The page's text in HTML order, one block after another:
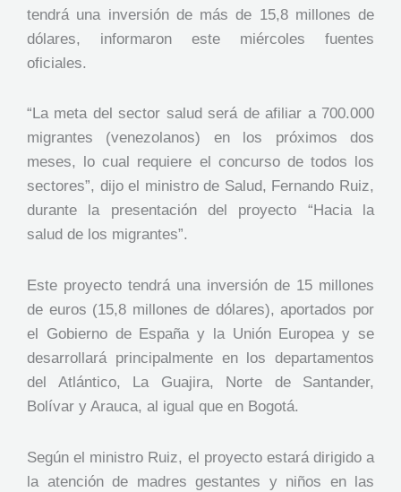
tendrá una inversión de más de 15,8 millones de
dólares, informaron este miércoles fuentes
oficiales.
“La meta del sector salud será de afiliar a 700.000
migrantes (venezolanos) en los próximos dos
meses, lo cual requiere el concurso de todos los
sectores”, dijo el ministro de Salud, Fernando Ruiz,
durante la presentación del proyecto “Hacia la
salud de los migrantes”.
Este proyecto tendrá una inversión de 15 millones
de euros (15,8 millones de dólares), aportados por
el Gobierno de España y la Unión Europea y se
desarrollará principalmente en los departamentos
del Atlántico, La Guajira, Norte de Santander,
Bolívar y Arauca, al igual que en Bogotá.
Según el ministro Ruiz, el proyecto estará dirigido a
la atención de madres gestantes y niños en las